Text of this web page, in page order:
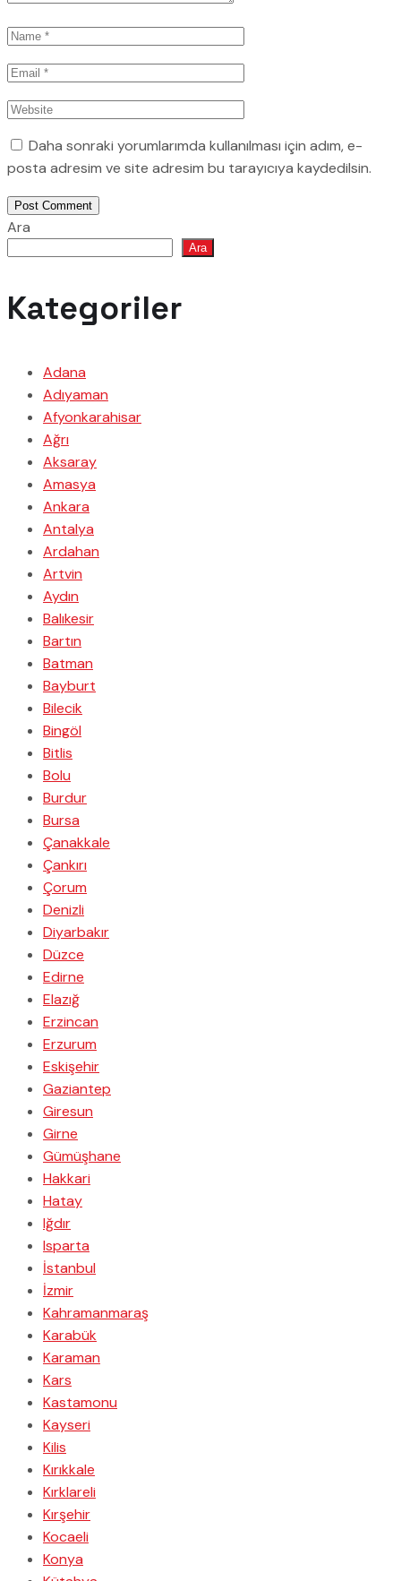
Daha sonraki yorumlarımda kullanılması için adım, e-
posta adresim ve site adresim bu tarayıcıya kaydedilsin.
Post Comment
Ara
Ara
Kategoriler
Adana
Adıyaman
Afyonkarahisar
Ağrı
Aksaray
Amasya
Ankara
Antalya
Ardahan
Artvin
Aydın
Balıkesir
Bartın
Batman
Bayburt
Bilecik
Bingöl
Bitlis
Bolu
Burdur
Bursa
Çanakkale
Çankırı
Çorum
Denizli
Diyarbakır
Düzce
Edirne
Elazığ
Erzincan
Erzurum
Eskişehir
Gaziantep
Giresun
Girne
Gümüşhane
Hakkari
Hatay
Iğdır
Isparta
İstanbul
İzmir
Kahramanmaraş
Karabük
Karaman
Kars
Kastamonu
Kayseri
Kilis
Kırıkkale
Kırklareli
Kırşehir
Kocaeli
Konya